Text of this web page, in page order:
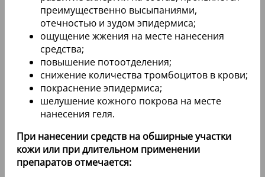
преимущественно высыпаниями,
отечностью и зудом эпидермиса;
ощущение жжения на месте нанесения
средства;
повышение потоотделения;
снижение количества тромбоцитов в крови;
покраснение эпидермиса;
шелушение кожного покрова на месте
нанесения геля.
При нанесении средств на обширные участки
кожи или при длительном применении
препаратов отмечается: